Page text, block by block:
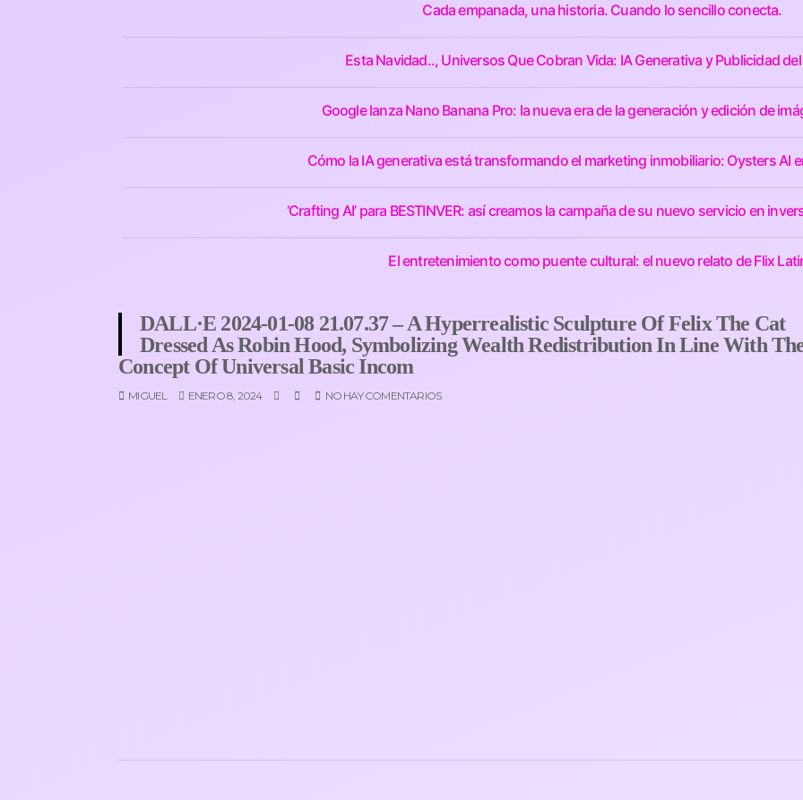
Cada empanada, una historia. Cuando lo sencillo conecta.
Esta Navidad.., Universos Que Cobran Vida: IA Generativa y Publicidad
Google lanza Nano Banana Pro: la nueva era de la generación y edición de
Cómo la IA generativa está transformando el marketing inmobiliario: Oysters AI
‘Crafting AI’ para BESTINVER: así creamos la campaña de su nuevo servicio en
El entretenimiento como puente cultural: el nuevo relato de Flix
DALL·E 2024-01-08 21.07.37 – A Hyperrealistic Sculpture Of Felix The Cat
Dressed As Robin Hood, Symbolizing Wealth Redistribution In Line With
Concept Of Universal Basic Incom
MIGUEL ENERO 8, 2024 NO HAY COMENTARIOS